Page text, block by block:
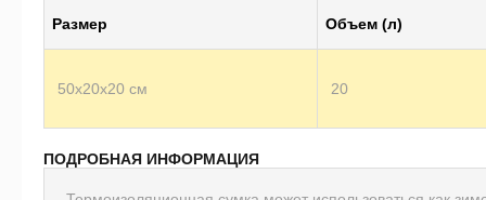
Размер
Объем (л)
50x20x20 см 20
ПОДРОБНАЯ ИНФОРМАЦИЯ